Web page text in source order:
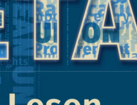
und Klima
Folge Uns
BlueskyInstagram
YoutubeLinkedIn
Feed